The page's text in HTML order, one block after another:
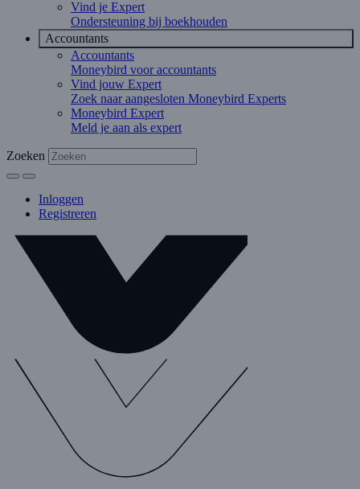
Vind je Expert
Ondersteuning bij boekhouden
Accountants
Accountants
Moneybird voor accountants
Vind jouw Expert
Zoek naar aangesloten Moneybird Experts
Moneybird Expert
Meld je aan als expert
Zoeken
Inloggen
Registreren